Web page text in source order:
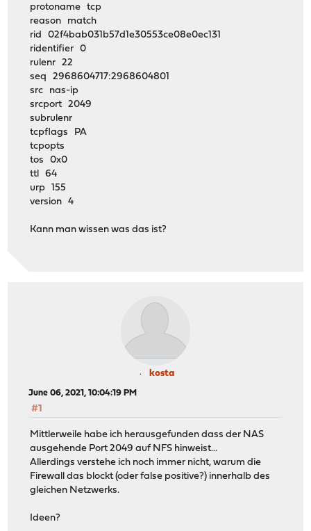
protoname tcp
reason match
rid 02f4bab031b57d1e30553ce08e0ec131
ridentifier 0
rulenr 22
seq 2968604717:2968604801
src nas-ip
srcport 2049
subrulenr
tcpflags PA
tcpopts
tos 0x0
ttl 64
urp 155
version 4
Kann man wissen was das ist?
kosta
June 06, 2021, 10:04:19 PM
#1
Mittlerweile habe ich herausgefunden dass der NAS
ausgehende Port 2049 auf NFS hinweist...
Allerdings verstehe ich noch immer nicht, warum die
Firewall das blockt (oder false positive?) innerhalb des
gleichen Netzwerks.
Ideen?